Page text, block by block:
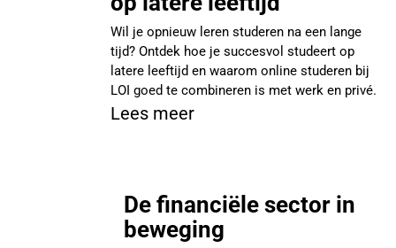
Wil je opnieuw leren studeren na een lange
tijd? Ontdek hoe je succesvol studeert op
latere leeftijd en waarom online studeren bij
LOI goed te combineren is met werk en privé.
Lees meer
De financiële sector in
beweging